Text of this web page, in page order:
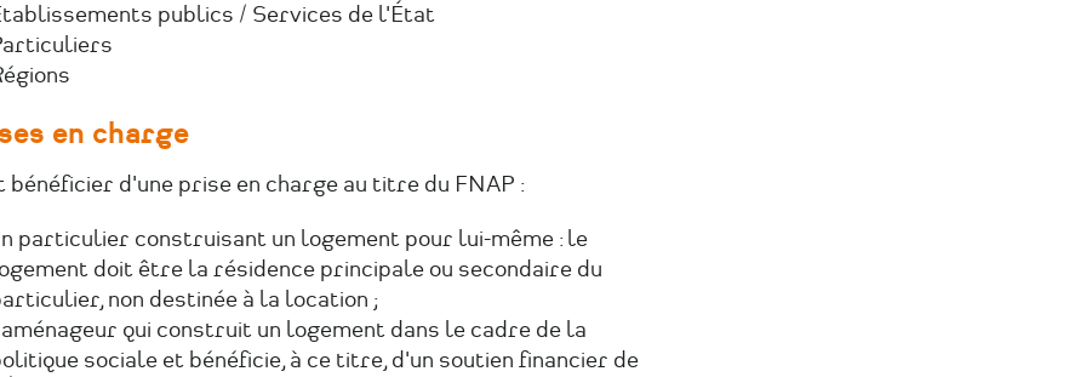
publics / Services de l'État
en charge
bénéficier d'une prise en charge au titre du FNAP :
particulier construisant un logement pour lui-même : le
doit être la résidence principale ou secondaire du
non destinée à la location ;
qui construit un logement dans le cadre de la
sociale et bénéficie, à ce titre, d'un soutien financier de